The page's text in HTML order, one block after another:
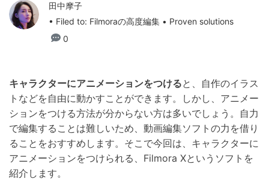
田中摩子
• Filed to: Filmoraの高度編集 • Proven solutions
0
キャラクターにアニメーションをつけると、自作のイラス
トなどを自由に動かすことができます。しかし、アニメー
ションをつける方法が分からない方は多いでしょう。自力
で編集することは難しいため、動画編集ソフトの力を借り
ることをおすすめします。そこで今回は、キャラクターに
アニメーションをつけられる、Filmora Xというソフトを
紹介します。